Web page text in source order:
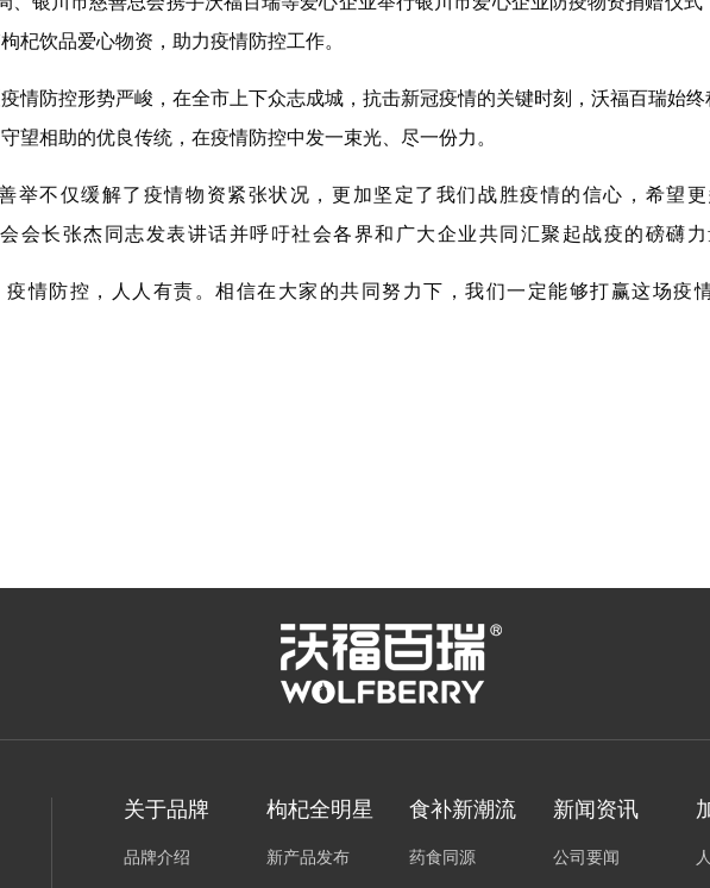
杞饮品爱心物资，助力疫情防控工作。
情防控形势严峻，在全市上下众志成城，抗击新冠疫情的关键时刻，沃福百瑞始
望相助的优良传统，在疫情防控中发一束光、尽一份力。
举不仅缓解了疫情物资紧张状况，更加坚定了我们战胜疫情的信心，希望
会长张杰同志发表讲话并呼吁社会各界和广大企业共同汇聚起战疫的磅礴力
情防控，人人有责。相信在大家的共同努力下，我们一定能够打赢这场疫
关于品牌
品牌介绍
枸杞全明星
新产品发布
食补新潮流
药食同源
新闻资讯
公司要闻